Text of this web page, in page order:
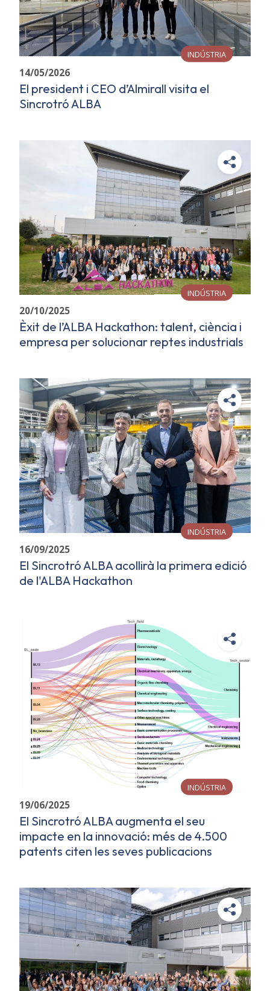
INDÚSTRIA
14/05/2026
El president i CEO d’Almirall visita el
Sincrotró ALBA
INDÚSTRIA
20/10/2025
Èxit de l’ALBA Hackathon: talent, ciència i
empresa per solucionar reptes industrials
INDÚSTRIA
16/09/2025
El Sincrotró ALBA acollirà la primera edició
de l'ALBA Hackathon
INDÚSTRIA
19/06/2025
El Sincrotró ALBA augmenta el seu
impacte en la innovació: més de 4.500
patents citen les seves publicacions